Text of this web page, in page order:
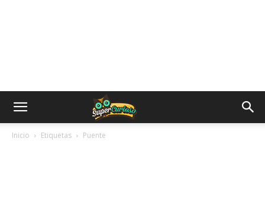
Inicio Etiquetas Puente